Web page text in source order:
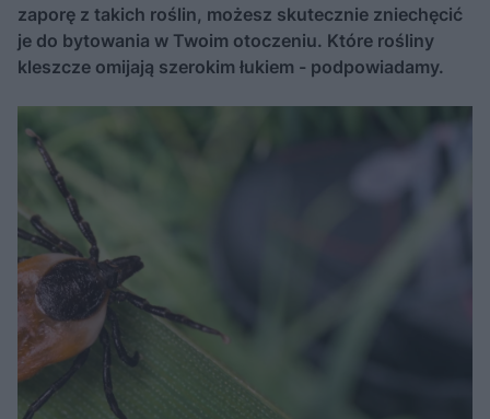
zaporę z takich roślin, możesz skutecznie zniechęcić
je do bytowania w Twoim otoczeniu. Które rośliny
kleszcze omijają szerokim łukiem - podpowiadamy.